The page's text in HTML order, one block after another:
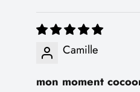
Camille
mon moment